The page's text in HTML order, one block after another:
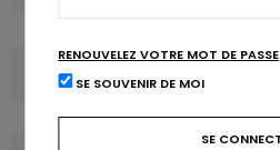
COMMENTS
RENOUVELEZ VOTRE MOT DE PASSE
SE SOUVENIR DE MOI